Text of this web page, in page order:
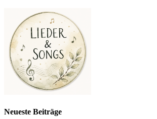
Neueste Beiträge